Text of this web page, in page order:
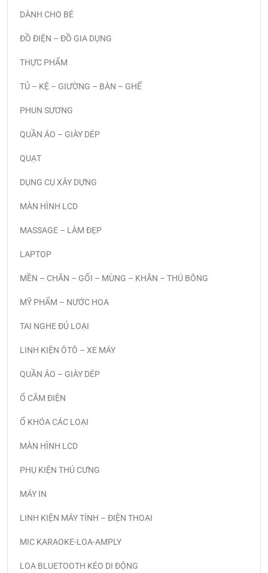
DÀNH CHO BÉ
ĐỒ ĐIỆN – ĐỒ GIA DỤNG
THỰC PHẨM
TỦ – KỆ – GIƯỜNG – BÀN – GHẾ
PHUN SƯƠNG
QUẦN ÁO – GIÀY DÉP
QUẠT
DỤNG CỤ XÂY DỰNG
MÀN HÌNH LCD
MASSAGE – LÀM ĐẸP
LAPTOP
MỀN – CHĂN – GỐI – MÙNG – KHĂN – THÚ BÔNG
MỸ PHẨM – NƯỚC HOA
TAI NGHE ĐỦ LOẠI
LINH KIỆN ÔTÔ – XE MÁY
QUẦN ÁO – GIÀY DÉP
Ổ CẮM ĐIỆN
Ổ KHÓA CÁC LOẠI
MÀN HÌNH LCD
PHỤ KIỆN THÚ CƯNG
MÁY IN
LINH KIỆN MÁY TÍNH – ĐIỆN THOẠI
MIC KARAOKE-LOA-AMPLY
LOA BLUETOOTH KÉO DI ĐỘNG